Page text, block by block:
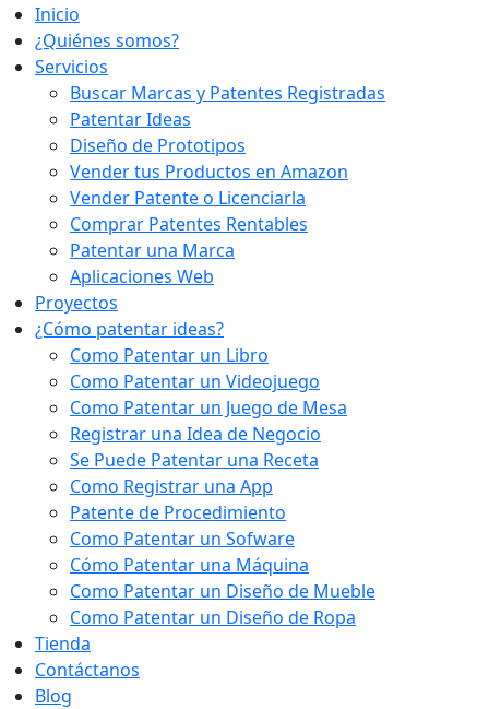
Inicio
¿Quiénes somos?
Servicios
Buscar Marcas y Patentes Registradas
Patentar Ideas
Diseño de Prototipos
Vender tus Productos en Amazon
Vender Patente o Licenciarla
Comprar Patentes Rentables
Patentar una Marca
Aplicaciones Web
Proyectos
¿Cómo patentar ideas?
Como Patentar un Libro
Como Patentar un Videojuego
Como Patentar un Juego de Mesa
Registrar una Idea de Negocio
Se Puede Patentar una Receta
Como Registrar una App
Patente de Procedimiento
Como Patentar un Sofware
Cómo Patentar una Máquina
Como Patentar un Diseño de Mueble
Como Patentar un Diseño de Ropa
Tienda
Contáctanos
Blog